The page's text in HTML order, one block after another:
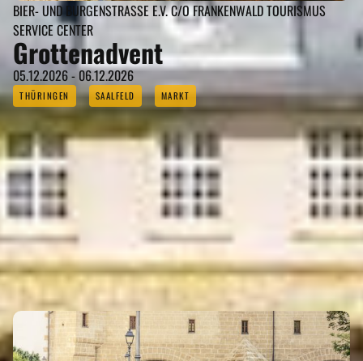
BIER- UND BURGENSTRASSE E.V. C/O FRANKENWALD TOURISMUS S
ERVICE CENTER
Grottenadvent
05.12.2026 - 06.12.2026
THÜRINGEN SAALFELD MARKT
SAALFELD GEHÖRT ZU DEN
REGIONEN